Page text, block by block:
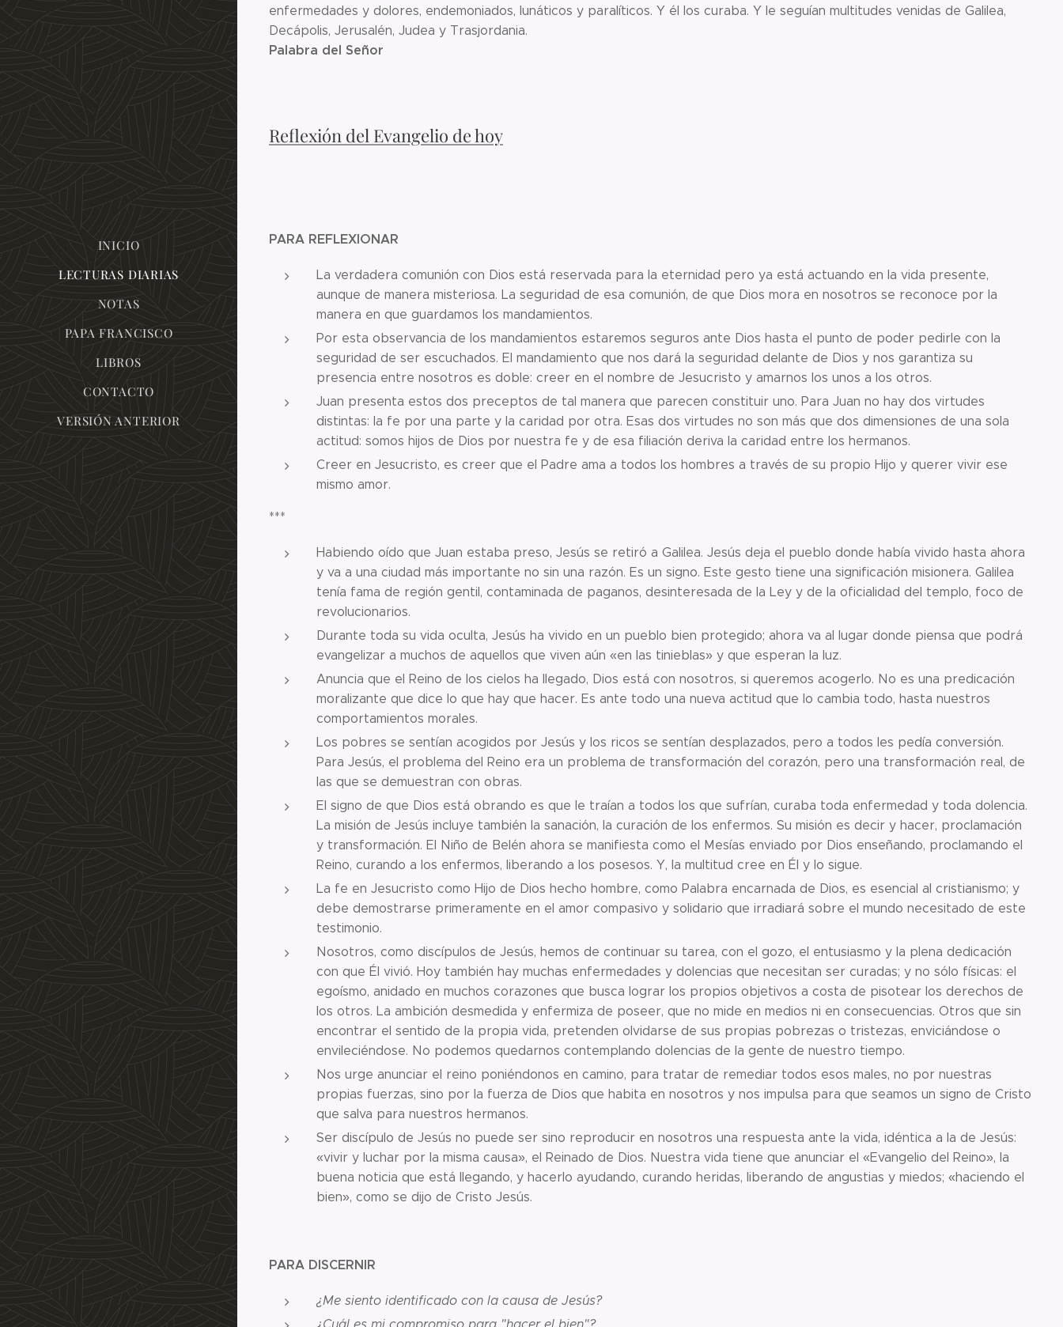
INICIO
LECTURAS DIARIAS
NOTAS
PAPA FRANCISCO
LIBROS
CONTACTO
VERSIÓN ANTERIOR
enfermedades y dolores, endemoniados, lunáticos y paralíticos. Y él los curaba. Y le seguían multitudes venidas de Galilea,
Decápolis, Jerusalén, Judea y Trasjordania.
Palabra del Señor
Reflexión del Evangelio de hoy
PARA REFLEXIONAR
La verdadera comunión con Dios está reservada para la eternidad pero ya está actuando en la vida presente,
aunque de manera misteriosa. La seguridad de esa comunión, de que Dios mora en nosotros se reconoce por la
manera en que guardamos los mandamientos.
Por esta observancia de los mandamientos estaremos seguros ante Dios hasta el punto de poder pedirle con la
seguridad de ser escuchados. El mandamiento que nos dará la seguridad delante de Dios y nos garantiza su
presencia entre nosotros es doble: creer en el nombre de Jesucristo y amarnos los unos a los otros.
Juan presenta estos dos preceptos de tal manera que parecen constituir uno. Para Juan no hay dos virtudes
distintas: la fe por una parte y la caridad por otra. Esas dos virtudes no son más que dos dimensiones de una sola
actitud: somos hijos de Dios por nuestra fe y de esa filiación deriva la caridad entre los hermanos.
Creer en Jesucristo, es creer que el Padre ama a todos los hombres a través de su propio Hijo y querer vivir ese
mismo amor.
***
Habiendo oído que Juan estaba preso, Jesús se retiró a Galilea. Jesús deja el pueblo donde había vivido hasta ahora
y va a una ciudad más importante no sin una razón. Es un signo. Este gesto tiene una significación misionera. Galilea
tenía fama de región gentil, contaminada de paganos, desinteresada de la Ley y de la oficialidad del templo, foco de
revolucionarios.
Durante toda su vida oculta, Jesús ha vivido en un pueblo bien protegido; ahora va al lugar donde piensa que podrá
evangelizar a muchos de aquellos que viven aún «en las tinieblas» y que esperan la luz.
Anuncia que el Reino de los cielos ha llegado, Dios está con nosotros, si queremos acogerlo. No es una predicación
moralizante que dice lo que hay que hacer. Es ante todo una nueva actitud que lo cambia todo, hasta nuestros
comportamientos morales.
Los pobres se sentían acogidos por Jesús y los ricos se sentían desplazados, pero a todos les pedía conversión.
Para Jesús, el problema del Reino era un problema de transformación del corazón, pero una transformación real, de
las que se demuestran con obras.
El signo de que Dios está obrando es que le traían a todos los que sufrían, curaba toda enfermedad y toda dolencia.
La misión de Jesús incluye también la sanación, la curación de los enfermos. Su misión es decir y hacer, proclamación
y transformación. El Niño de Belén ahora se manifiesta como el Mesías enviado por Dios enseñando, proclamando el
Reino, curando a los enfermos, liberando a los posesos. Y, la multitud cree en Él y lo sigue.
La fe en Jesucristo como Hijo de Dios hecho hombre, como Palabra encarnada de Dios, es esencial al cristianismo; y
debe demostrarse primeramente en el amor compasivo y solidario que irradiará sobre el mundo necesitado de este
testimonio.
Nosotros, como discípulos de Jesús, hemos de continuar su tarea, con el gozo, el entusiasmo y la plena dedicación
con que Él vivió. Hoy también hay muchas enfermedades y dolencias que necesitan ser curadas; y no sólo físicas: el
egoísmo, anidado en muchos corazones que busca lograr los propios objetivos a costa de pisotear los derechos de
los otros. La ambición desmedida y enfermiza de poseer, que no mide en medios ni en consecuencias. Otros que sin
encontrar el sentido de la propia vida, pretenden olvidarse de sus propias pobrezas o tristezas, enviciándose o
envileciéndose. No podemos quedarnos contemplando dolencias de la gente de nuestro tiempo.
Nos urge anunciar el reino poniéndonos en camino, para tratar de remediar todos esos males, no por nuestras
propias fuerzas, sino por la fuerza de Dios que habita en nosotros y nos impulsa para que seamos un signo de Cristo
que salva para nuestros hermanos.
Ser discípulo de Jesús no puede ser sino reproducir en nosotros una respuesta ante la vida, idéntica a la de Jesús:
«vivir y luchar por la misma causa», el Reinado de Dios. Nuestra vida tiene que anunciar el «Evangelio del Reino», la
buena noticia que está llegando, y hacerlo ayudando, curando heridas, liberando de angustias y miedos; «haciendo el
bien», como se dijo de Cristo Jesús.
PARA DISCERNIR
¿Me siento identificado con la causa de Jesús?